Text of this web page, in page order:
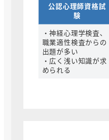
公認心理師資格試
験
・神経心理学検査、
職業適性検査からの
出題が多い
・広く浅い知識が求
められる